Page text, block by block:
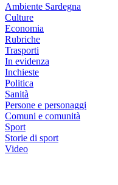
Ambiente Sardegna
Culture
Economia
Rubriche
Trasporti
In evidenza
Inchieste
Politica
Sanità
Persone e personaggi
Comuni e comunità
Sport
Storie di sport
Video